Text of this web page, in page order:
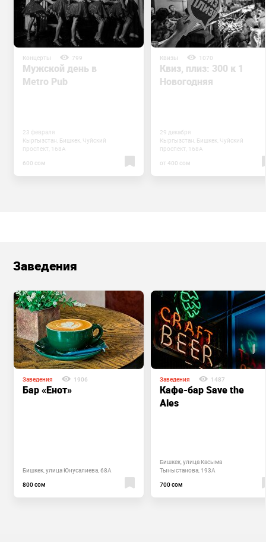
Концерты 799
Мужской день в
Metro Pub
23 февраля
Кыргызстан, Бишкек, Чуйский
проспект, 168А
600 сом
Квизы 1070
Квиз, плиз: 300 к 1
Новогодняя
29 декабря
Кыргызстан, Бишкек, Чуйский
проспект, 168А
от 400 сом
Заведения
Заведения 1906
Бар «Енот»
Бишкек, улица Юнусалиева, 68А
800 сом
Заведения 1487
Кафе-бар Save the
Ales
Бишкек, улица Касыма
Тыныстанова, 193А
700 сом